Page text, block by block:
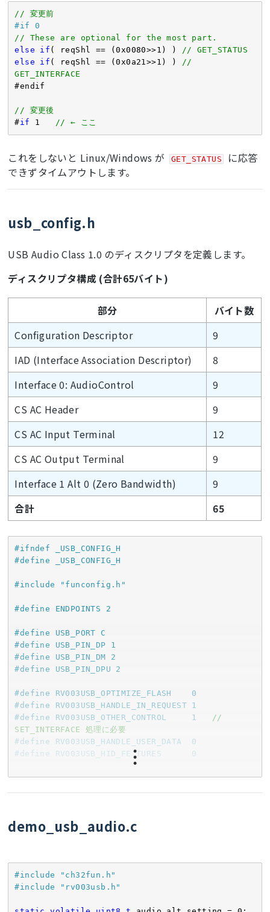
// 変更前
#if
0
// These are optional for the most part.
else
if ( reqShl == (0x0080>>1 ) ) // GET_STATUS
else
if ( reqShl == (0x0a21>>1 ) ) //
GET_INTERFACE
#endif
// 変更後
#if 1 // ← ここ
これをしないと Linux/Windows が GET_STATUS
に応答
できずタイムアウトします。
usb_config.h
USB Audio Class 1.0 のディスクリプタを定義します。
ディスクリプタ構成 (合計65バイト)
部分
バイト数
Configuration Descriptor
9
IAD (Interface Association Descriptor)
8
Interface 0: AudioControl
9
CS AC Header
9
CS AC Input Terminal
12
CS AC Output Terminal
9
Interface 1 Alt 0 (Zero Bandwidth)
9
合計
65
#ifndef _USB_CONFIG_H
#define _USB_CONFIG_H
#include "funconfig.h"
#define ENDPOINTS 2
#define USB_PORT C
#define USB_PIN_DP 1
#define USB_PIN_DM 2
#define USB_PIN_DPU 2
#define RV003USB_OPTIMIZE_FLASH    0
#define RV003USB_HANDLE_IN_REQUEST 1
#define RV003USB_OTHER_CONTROL     1
//
SET_INTERFACE 処理に必要
#define RV003USB_HANDLE_USER_DATA  0
#define RV003USB_HID_FEATURES      0
#ifndef __ASSEMBLER__
#ifdef INSTANCE_DESCRIPTORS
18, TUSB_DESC_DEVICE,
0x10
, 0x01,
0xEF
, 0x02, 0x01 ,
demo_usb_audio.c
#include
"ch32fun.h"
#include "rv003usb.h"